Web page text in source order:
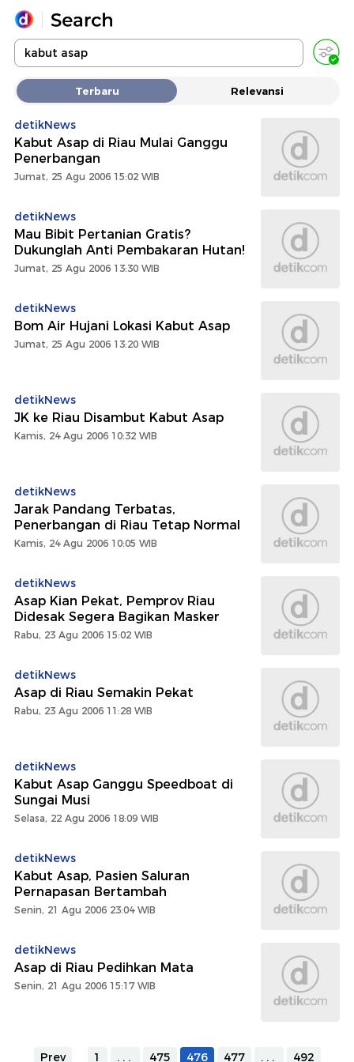
Yang sedang ramai dicari
Loading...
Promoted
Terakhir yang dicari
Terbaru Relevansi
detikNews
Kabut Asap di Riau Mulai Ganggu
Penerbangan
Jumat, 25 Agu 2006 15:02 WIB
detikNews
Mau Bibit Pertanian Gratis?
Dukunglah Anti Pembakaran Hutan!
Jumat, 25 Agu 2006 13:30 WIB
detikNews
Bom Air Hujani Lokasi Kabut Asap
Jumat, 25 Agu 2006 13:20 WIB
detikNews
JK ke Riau Disambut Kabut Asap
Kamis, 24 Agu 2006 10:32 WIB
detikNews
Jarak Pandang Terbatas,
Penerbangan di Riau Tetap Normal
Kamis, 24 Agu 2006 10:05 WIB
detikNews
Asap Kian Pekat, Pemprov Riau
Didesak Segera Bagikan Masker
Rabu, 23 Agu 2006 15:02 WIB
detikNews
Asap di Riau Semakin Pekat
Rabu, 23 Agu 2006 11:28 WIB
detikNews
Kabut Asap Ganggu Speedboat di
Sungai Musi
Selasa, 22 Agu 2006 18:09 WIB
detikNews
Kabut Asap, Pasien Saluran
Pernapasan Bertambah
Senin, 21 Agu 2006 23:04 WIB
detikNews
Asap di Riau Pedihkan Mata
Senin, 21 Agu 2006 15:17 WIB
Prev 1 ... 475 476 477 ... 492